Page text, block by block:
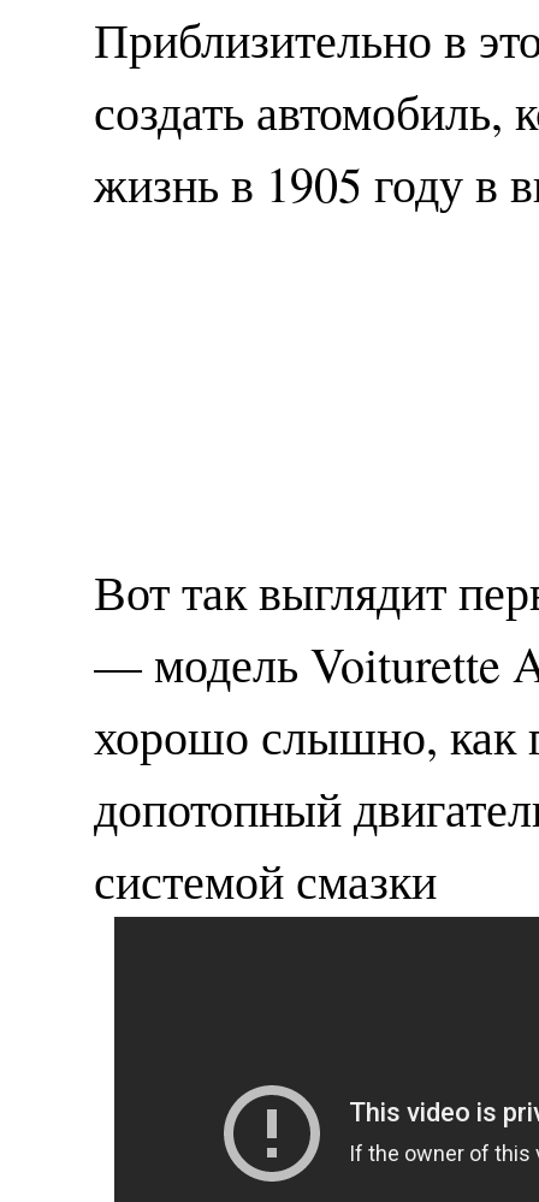
Приблизительно в
создать автомобиль,
жизнь в 1905 году в
Вот так выглядит
— модель Voiturette
хорошо слышно, как
допотопный
системой смазки